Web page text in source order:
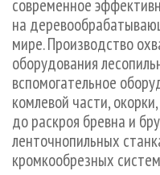
современное
на
мире. Производство
оборудования
вспомогательное
комлевой части,
до раскроя бревна и
ленточнопильных
кромкообрезных